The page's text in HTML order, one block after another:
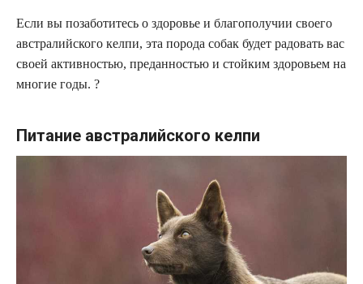
Если вы позаботитесь о здоровье и благополучии своего
австралийского келпи, эта порода собак будет радовать вас
своей активностью, преданностью и стойким здоровьем на
многие годы. ?
Питание австралийского келпи